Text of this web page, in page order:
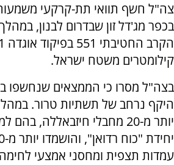
צה"ל חשף תוואי תת-קרקעי
בכפר מג'דל זון שבדרום לבנון,
קילומטרים משטח ישראל.
בצה"ל מסרו כי הממצאים שנחשפו
היקף נרחב של תשתיות טרור.
יותר מ-20 מחבלי חיזבאללה,
עמדות תצפית ומחסני אמצעי